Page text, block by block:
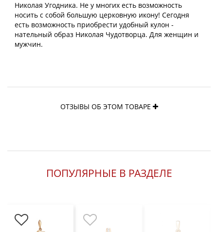
Николая Угодника. Не у многих есть возможность
носить с собой большую церковную икону! Сегодня
есть возможность приобрести удобный кулон -
нательный образ Николая Чудотворца. Для женщин и
мужчин.
ОТЗЫВЫ ОБ ЭТОМ ТОВАРЕ
ПОПУЛЯРНЫЕ В РАЗДЕЛЕ